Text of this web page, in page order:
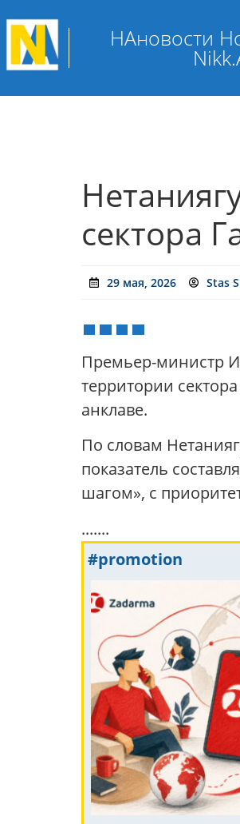
НАновости
сектора
29 мая, 2026 Stas
Премьер-министр
территории
анклаве.
По словам
показатель
шагом», с
.......
#promotion